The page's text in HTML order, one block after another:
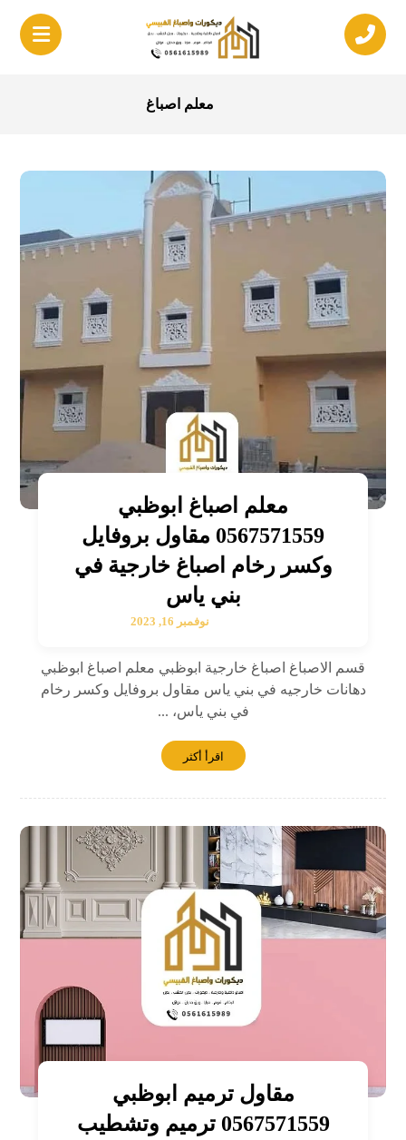
معلم اصباغ
معلم اصباغ ابوظبي
0567571559 مقاول بروفايل
وكسر رخام اصباغ خارجية في
بني ياس
نوفمبر 16, 2023
قسم الاصباغ اصباغ خارجية ابوظبي معلم اصباغ ابوظبي
دهانات خارجيه في بني ياس مقاول بروفايل وكسر رخام
في بني ياس، ...
اقرأ أكثر
مقاول ترميم ابوظبي
0567571559 ترميم وتشطيب